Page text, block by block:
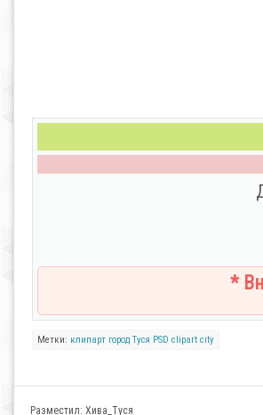
*
Метки: клипарт город Туся PSD clipart city
Разместил: Хива_Туся